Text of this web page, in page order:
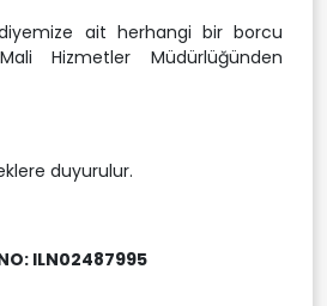
ait herhangi bir borcu
Hizmetler Müdürlüğünden
duyurulur.
ILN02487995